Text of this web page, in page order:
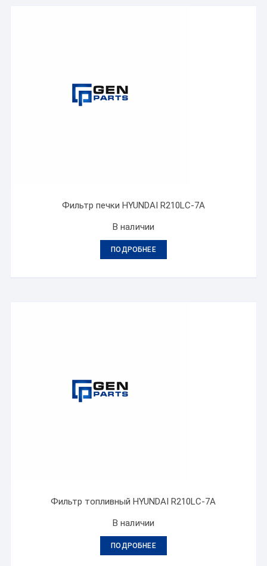
Фильтр печки HYUNDAI R210LC-7A
В наличии
ПОДРОБНЕЕ
Фильтр топливный HYUNDAI R210LC-7A
В наличии
ПОДРОБНЕЕ